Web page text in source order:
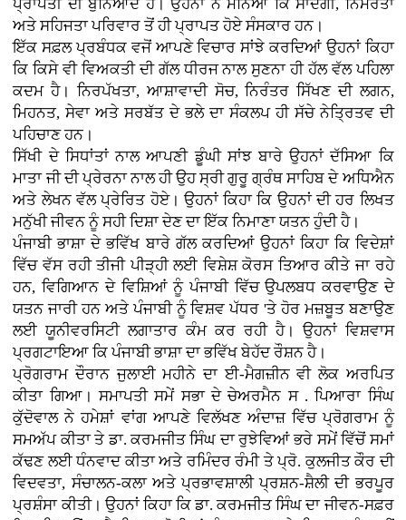
ਪ੍ਰਾਪਤੀ ਦੀ ਬੁਨਿਆਦ ਹੈ। ਉਹਨਾਂ ਨੇ ਮੰਨਿਆ ਕਿ ਸਾਦਗੀ, ਨਿਮਰਤਾ
ਅਤੇ ਸਹਿਜਤਾ ਪਰਿਵਾਰ ਤੋਂ ਹੀ ਪ੍ਰਾਪਤ ਹੋਏ ਸੰਸਕਾਰ ਹਨ।
ਇੱਕ ਸਫ਼ਲ ਪ੍ਰਬੰਧਕ ਵਜੋਂ ਆਪਣੇ ਵਿਚਾਰ ਸਾਂਝੇ ਕਰਦਿਆਂ ਉਹਨਾਂ ਕਿਹਾ
ਕਿ ਕਿਸੇ ਵੀ ਵਿਅਕਤੀ ਦੀ ਗੱਲ ਧੀਰਜ ਨਾਲ ਸੁਣਨਾ ਹੀ ਹੱਲ ਵੱਲ ਪਹਿਲਾ
ਕਦਮ ਹੈ। ਨਿਰਪੱਖਤਾ, ਆਸ਼ਾਵਾਦੀ ਸੋਚ, ਨਿਰੰਤਰ ਸਿੱਖਣ ਦੀ ਲਗਨ,
ਮਿਹਨਤ, ਸੇਵਾ ਅਤੇ ਸਰਬੱਤ ਦੇ ਭਲੇ ਦਾ ਸੰਕਲਪ ਹੀ ਸੱਚੇ ਨੇਤ੍ਰਿਤਵ ਦੀ
ਪਹਿਚਾਣ ਹਨ।
ਸਿੱਖੀ ਦੇ ਸਿਧਾਂਤਾਂ ਨਾਲ ਆਪਣੀ ਡੂੰਘੀ ਸਾਂਝ ਬਾਰੇ ਉਹਨਾਂ ਦੱਸਿਆ ਕਿ
ਮਾਤਾ ਜੀ ਦੀ ਪ੍ਰੇਰਨਾ ਨਾਲ ਹੀ ਉਹ ਸ੍ਰੀ ਗੁਰੂ ਗ੍ਰੰਥ ਸਾਹਿਬ ਦੇ ਅਧਿਐਨ
ਅਤੇ ਲੇਖਨ ਵੱਲ ਪ੍ਰੇਰਿਤ ਹੋਏ। ਉਹਨਾਂ ਕਿਹਾ ਕਿ ਉਹਨਾਂ ਦੀ ਹਰ ਲਿਖਤ
ਮਨੁੱਖੀ ਜੀਵਨ ਨੂੰ ਸਹੀ ਦਿਸ਼ਾ ਦੇਣ ਦਾ ਇੱਕ ਨਿਮਾਣਾ ਯਤਨ ਹੁੰਦੀ ਹੈ।
ਪੰਜਾਬੀ ਭਾਸ਼ਾ ਦੇ ਭਵਿੱਖ ਬਾਰੇ ਗੱਲ ਕਰਦਿਆਂ ਉਹਨਾਂ ਕਿਹਾ ਕਿ ਵਿਦੇਸ਼ਾਂ
ਵਿੱਚ ਵੱਸ ਰਹੀ ਤੀਜੀ ਪੀੜ੍ਹੀ ਲਈ ਵਿਸ਼ੇਸ਼ ਕੋਰਸ ਤਿਆਰ ਕੀਤੇ ਜਾ ਰਹੇ
ਹਨ, ਵਿਗਿਆਨ ਦੇ ਵਿਸ਼ਿਆਂ ਨੂੰ ਪੰਜਾਬੀ ਵਿੱਚ ਉਪਲਬਧ ਕਰਵਾਉਣ ਦੇ
ਯਤਨ ਜਾਰੀ ਹਨ ਅਤੇ ਪੰਜਾਬੀ ਨੂੰ ਵਿਸ਼ਵ ਪੱਧਰ 'ਤੇ ਹੋਰ ਮਜ਼ਬੂਤ ਬਣਾਉਣ
ਲਈ ਯੂਨੀਵਰਸਿਟੀ ਲਗਾਤਾਰ ਕੰਮ ਕਰ ਰਹੀ ਹੈ। ਉਹਨਾਂ ਵਿਸ਼ਵਾਸ
ਪ੍ਰਗਟਾਇਆ ਕਿ ਪੰਜਾਬੀ ਭਾਸ਼ਾ ਦਾ ਭਵਿੱਖ ਬੇਹੱਦ ਰੌਸ਼ਨ ਹੈ।
ਪ੍ਰੋਗਰਾਮ ਦੌਰਾਨ ਜੁਲਾਈ ਮਹੀਨੇ ਦਾ ਈ-ਮੈਗਜ਼ੀਨ ਵੀ ਲੋਕ ਅਰਪਿਤ
ਕੀਤਾ ਗਿਆ। ਸਮਾਪਤੀ ਸਮੇਂ ਸਭਾ ਦੇ ਚੇਅਰਮੈਨ ਸ . ਪਿਆਰਾ ਸਿੰਘ
ਕੁੱਦੋਵਾਲ ਨੇ ਹਮੇਸ਼ਾਂ ਵਾਂਗ ਆਪਣੇ ਵਿਲੱਖਣ ਅੰਦਾਜ਼ ਵਿੱਚ ਪ੍ਰੋਗਰਾਮ ਨੂੰ
ਸਮਅੱਪ ਕੀਤਾ ਤੇ ਡਾ. ਕਰਮਜੀਤ ਸਿੰਘ ਦਾ ਰੁਝੇਵਿਆਂ ਭਰੇ ਸਮੇਂ ਵਿੱਚੋਂ ਸਮਾਂ
ਕੱਢਣ ਲਈ ਧੰਨਵਾਦ ਕੀਤਾ ਅਤੇ ਰਮਿੰਦਰ ਰੰਮੀ ਤੇ ਪ੍ਰੋ. ਕੁਲਜੀਤ ਕੌਰ ਦੀ
ਵਿਦਵਤਾ, ਸੰਚਾਲਨ-ਕਲਾ ਅਤੇ ਪ੍ਰਭਾਵਸ਼ਾਲੀ ਪ੍ਰਸ਼ਨ-ਸ਼ੈਲੀ ਦੀ ਭਰਪੂਰ
ਪ੍ਰਸ਼ੰਸਾ ਕੀਤੀ। ਉਹਨਾਂ ਕਿਹਾ ਕਿ ਡਾ. ਕਰਮਜੀਤ ਸਿੰਘ ਦਾ ਜੀਵਨ-ਸਫ਼ਰ